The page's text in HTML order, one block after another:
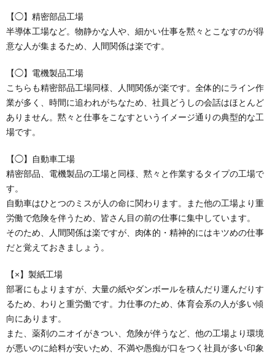
【◯】精密部品工場
半導体工場など。物静かな人や、細かい仕事を黙々とこなすのが得
意な人が集まるため、人間関係は楽です。
【◯】電機製品工場
こちらも精密部品工場同様、人間関係が楽です。全体的にライン作
業が多く、時間に追われがちなため、社員どうしの会話はほとんど
ありません。黙々と仕事をこなすというイメージ通りの典型的な工
場です。
【◯】自動車工場
精密部品、電機製品の工場と同様、黙々と作業するタイプの工場で
す。
自動車はひとつのミスが人の命に関わります。また他の工場より重
労働で危険を伴うため、皆さん目の前の仕事に集中しています。
そのため、人間関係は楽ですが、肉体的・精神的にはキツめの仕事
だと覚えておきましょう。
【×】製紙工場
部署にもよりますが、大量の紙やダンボールを積んだり運んだりす
るため、わりと重労働です。力仕事のため、体育会系の人が多い傾
向にあります。
また、薬剤のニオイがきつい、危険が伴うなど、他の工場より環境
が悪いのに給料が安いため、不満や愚痴が口をつく社員が多い印象